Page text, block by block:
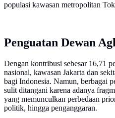
populasi kawasan metropolitan
Penguatan Dewan
Dengan kontribusi sebesar 16,71
nasional, kawasan Jakarta dan
bagi Indonesia. Namun, berbagai
sulit ditangani karena adanya
yang memunculkan perbedaan
politik, hingga penganggaran.